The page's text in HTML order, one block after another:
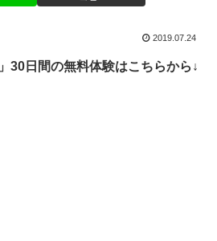
2019.07.24
30日間の無料体験はこちらから↓